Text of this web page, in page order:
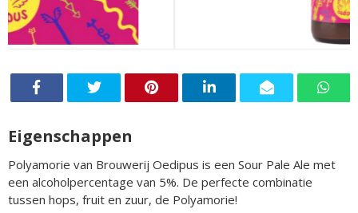
Eigenschappen
Polyamorie van Brouwerij Oedipus is een Sour Pale Ale met
een alcoholpercentage van 5%. De perfecte combinatie
tussen hops, fruit en zuur, de Polyamorie!